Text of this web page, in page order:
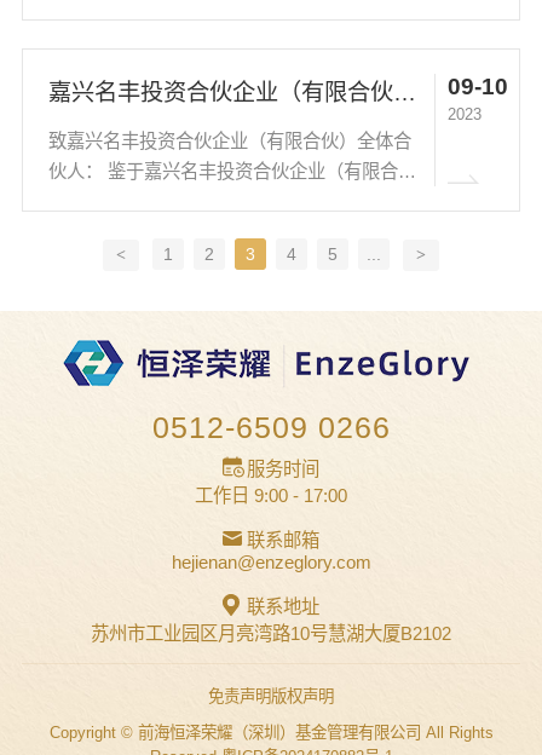
嘉兴名丰投资合伙企业（有限合伙）合伙人会议通知
致嘉兴名丰投资合伙企业（有限合伙）全体合
伙人： 鉴于嘉兴名丰投资合伙企业（有限合
比例为99.16%。上海深隆名下持有位于上海市
09-10
2023
1 2 3 4 5 ...
0512-6509 0266
服务时间
工作日 9:00 - 17:00
联系邮箱
hejienan@enzeglory.com
联系地址
苏州市工业园区月亮湾路10号慧湖大厦B2102
免责声明版权声明
Copyright © 前海恒泽荣耀（深圳）基金管理有限公司 All Rights